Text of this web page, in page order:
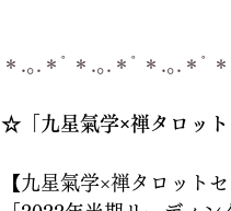
＊.｡.＊ﾟ＊.｡.＊ﾟ＊.｡.＊ﾟ
☆「九星氣学×禅タロット
【九星氣学×禅タロットセ